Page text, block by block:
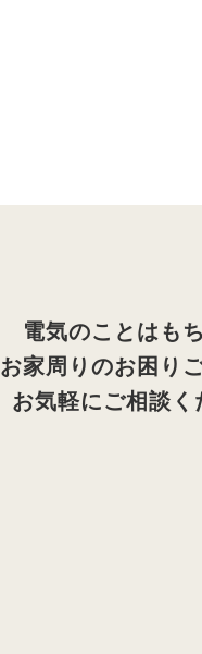
電気のことはも
お家周りのお困り
お気軽にご相談く